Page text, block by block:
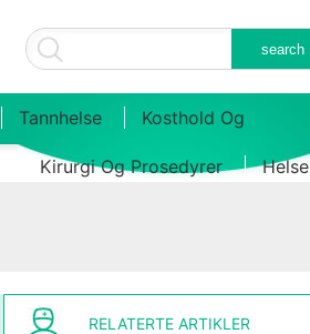
Tannhelse Kosthold Og
Kirurgi Og Prosedyrer Helse
RELATERTE ARTIKLER